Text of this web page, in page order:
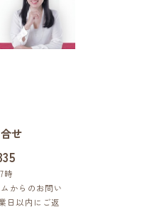
せ
時
からのお問い
日以内にご返